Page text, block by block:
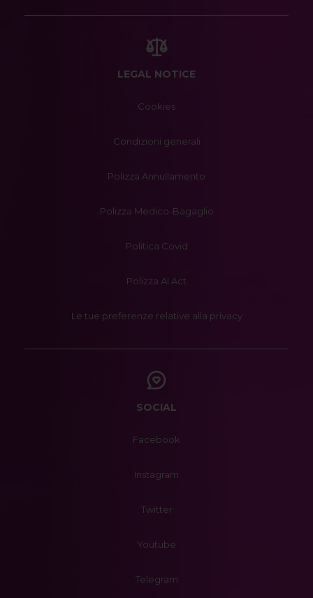
LEGAL NOTICE
Cookies
Condizioni generali
Polizza Annullamento
Polizza Medico-Bagaglio
Politica Covid
Polizza AI Act
Le tue preferenze relative alla privacy
SOCIAL
Facebook
Instagram
Twitter
Youtube
Telegram